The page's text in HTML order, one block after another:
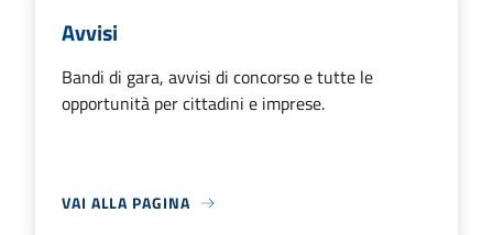
Avvisi
Bandi di gara, avvisi di concorso e tutte le
opportunità per cittadini e imprese.
VAI ALLA PAGINA